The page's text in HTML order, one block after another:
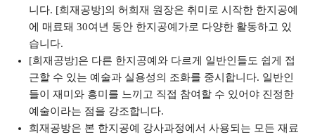
니다. [희재공방]의 허희재 원장은 취미로 시작한 한지공예
에 매료돼 30여년 동안 한지공예가로 다양한 활동하고 있
습니다.
[희재공방]은 다른 한지공예와 다르게 일반인들도 쉽게 접
근할 수 있는 예술과 실용성의 조화를 중시합니다. 일반인
들이 재미와 흥미를 느끼고 직접 참여할 수 있어야 진정한
예술이라는 점을 강조합니다.
희재공방은 본 한지공예 강사과정에서 사용되는 모든 재료